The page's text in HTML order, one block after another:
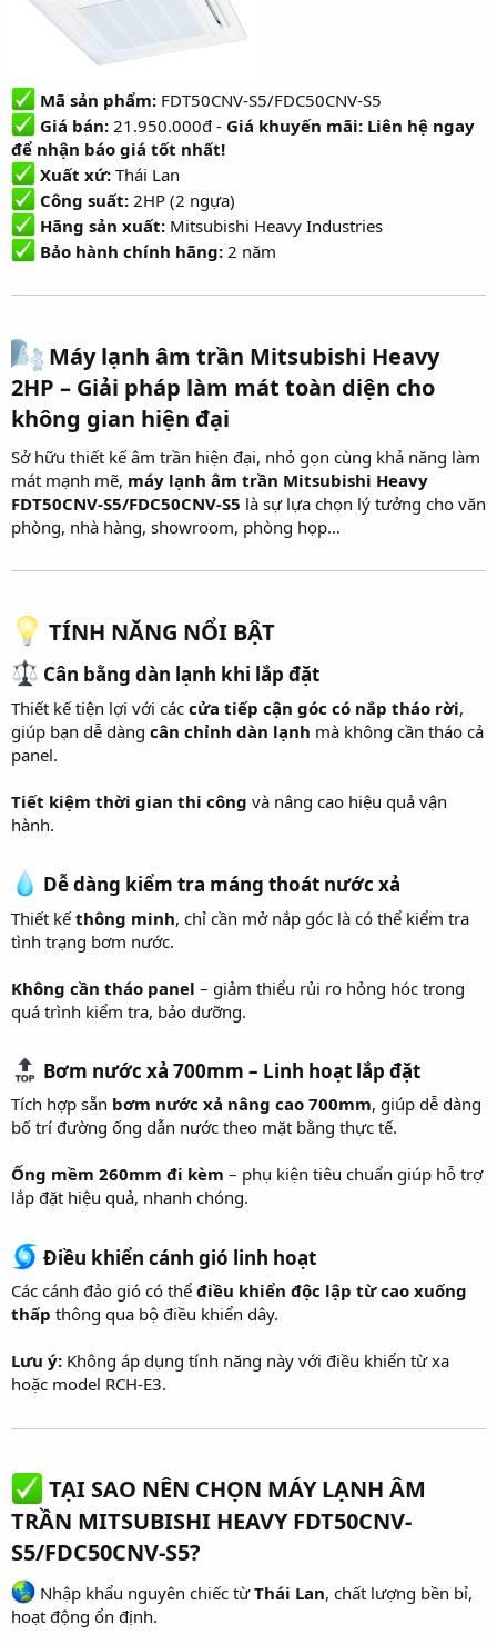
Mã sản phẩm: FDT50CNV-S5/FDC50CNV-S5
Giá bán: 21.950.000đ - Giá khuyến mãi: Liên hệ ngay
để nhận báo giá tốt nhất!
Xuất xứ: Thái Lan
Công suất: 2HP (2 ngựa)
Hãng sản xuất: Mitsubishi Heavy Industries
Bảo hành chính hãng: 2 năm
Máy lạnh âm trần Mitsubishi Heavy
2HP – Giải pháp làm mát toàn diện cho
không gian hiện đại
Sở hữu thiết kế âm trần hiện đại, nhỏ gọn cùng khả năng làm
mát mạnh mẽ, máy lạnh âm trần Mitsubishi Heavy
FDT50CNV-S5/FDC50CNV-S5 là sự lựa chọn lý tưởng cho văn
phòng, nhà hàng, showroom, phòng họp…
TÍNH NĂNG NỔI BẬT
Cân bằng dàn lạnh khi lắp đặt
Thiết kế tiện lợi với các cửa tiếp cận góc có nắp tháo rời,
giúp bạn dễ dàng cân chỉnh dàn lạnh mà không cần tháo cả
panel.
Tiết kiệm thời gian thi công và nâng cao hiệu quả vận
hành.
Dễ dàng kiểm tra máng thoát nước xả
Thiết kế thông minh, chỉ cần mở nắp góc là có thể kiểm tra
tình trạng bơm nước.
Không cần tháo panel – giảm thiểu rủi ro hỏng hóc trong
quá trình kiểm tra, bảo dưỡng.
Bơm nước xả 700mm – Linh hoạt lắp đặt
Tích hợp sẵn bơm nước xả nâng cao 700mm, giúp dễ dàng
bố trí đường ống dẫn nước theo mặt bằng thực tế.
Ống mềm 260mm đi kèm – phụ kiện tiêu chuẩn giúp hỗ trợ
lắp đặt hiệu quả, nhanh chóng.
Điều khiển cánh gió linh hoạt
Các cánh đảo gió có thể điều khiển độc lập từ cao xuống
thấp thông qua bộ điều khiển dây.
Lưu ý: Không áp dụng tính năng này với điều khiển từ xa
hoặc model RCH-E3.
TẠI SAO NÊN CHỌN MÁY LẠNH ÂM
TRẦN MITSUBISHI HEAVY FDT50CNV-
S5/FDC50CNV-S5?
Nhập khẩu nguyên chiếc từThái Lan, chất lượng bền bỉ,
hoạt động ổn định.